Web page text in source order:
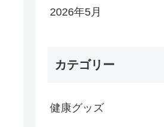
2026年5月
カテゴリー
健康グッズ